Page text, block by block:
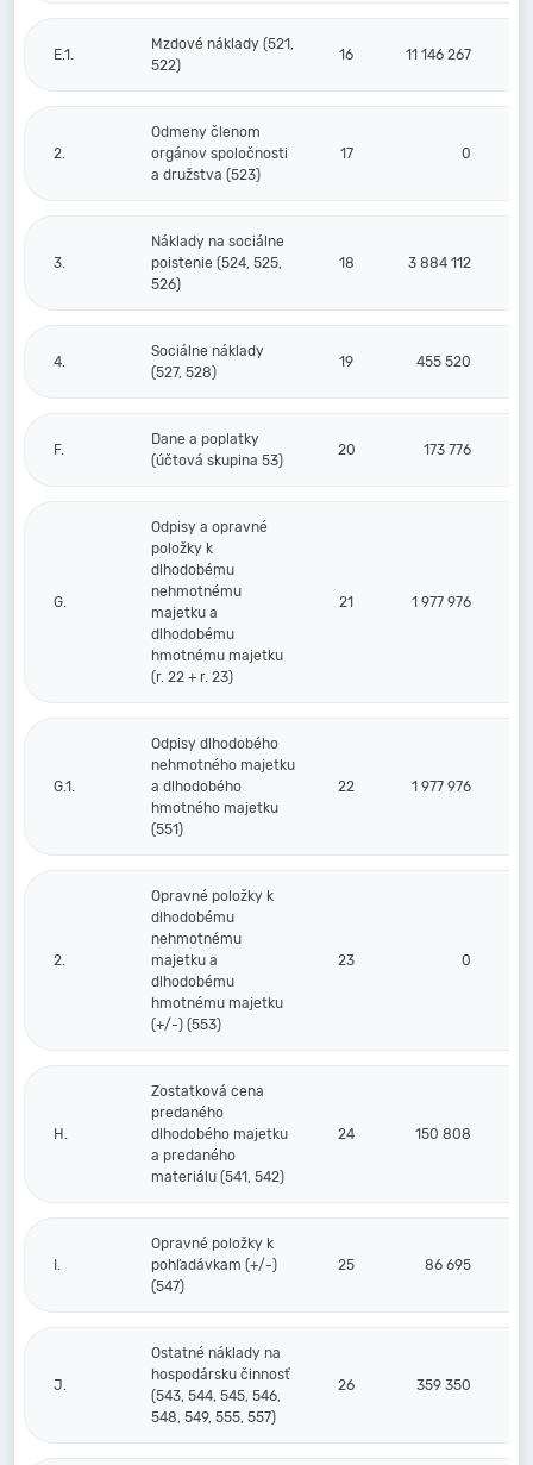
E.1.
Mzdové náklady (521,
522)
16 11 146 267
2.
Odmeny členom
orgánov spoločnosti
a družstva (523)
17 0
3.
Náklady na sociálne
poistenie (524, 525,
526)
18 3 884 112
4.
Sociálne náklady
(527, 528)
19 455 520
F.
Dane a poplatky
(účtová skupina 53)
20 173 776
G.
Odpisy a opravné
položky k
dlhodobému
nehmotnému
majetku a
dlhodobému
hmotnému majetku
(r. 22 + r. 23)
21 1 977 976
G.1.
Odpisy dlhodobého
nehmotného majetku
a dlhodobého
hmotného majetku
(551)
22 1 977 976
2.
Opravné položky k
dlhodobému
nehmotnému
majetku a
dlhodobému
hmotnému majetku
(+/-) (553)
23 0
H.
Zostatková cena
predaného
dlhodobého majetku
a predaného
materiálu (541, 542)
24 150 808
I.
Opravné položky k
pohľadávkam (+/-)
(547)
25 86 695
J.
Ostatné náklady na
hospodársku činnosť
(543, 544, 545, 546,
548, 549, 555, 557)
26 359 350